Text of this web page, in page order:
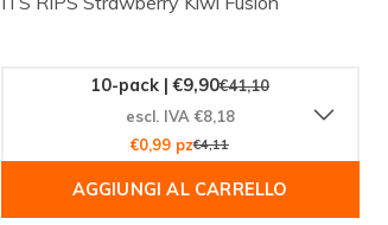
10-pack | €9,90€41,10
escl. IVA €8,18
€0,99 pz€4,11
AGGIUNGI AL CARRELLO